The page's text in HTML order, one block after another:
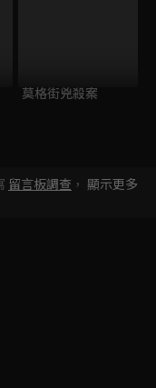
莫格街兇殺案
留言板調查 ， 顯示更多